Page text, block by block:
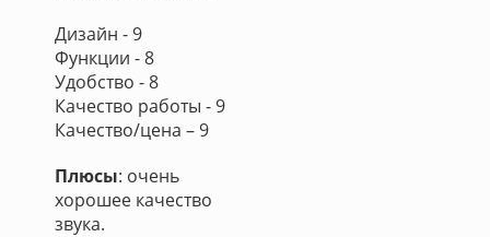
Дизайн - 9
Функции - 8
Удобство - 8
Качество работы - 9
Качество/цена – 9
Плюсы: очень
хорошее качество
звука.